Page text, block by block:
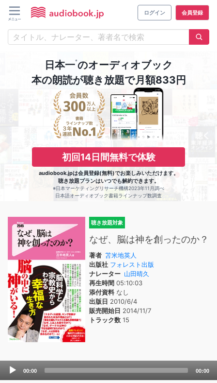
ログイン 会員登録
日本一※のオーディオブック
本の朗読が聴き放題で月額833円
初回14日間無料で体験
audiobook.jpは会員登録(無料)でお楽しみいただけます。
聴き放題プランはいつでも解約できます。
※日本マーケティングリサーチ機構2023年11月調べ
日本語オーディオブック書籍ラインナップ数調査
聴き放題対象
なぜ、脳は神を創ったのか？
著者 苫米地英人
出版社 フォレスト出版
ナレーター 山田晴久
再生時間 05:10:03
添付資料なし
出版日 2010/6/4
販売開始日 2014/11/7
トラック数 15
Audio
00:00 00:00